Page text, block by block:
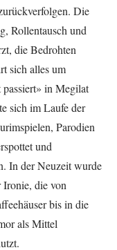
Die
Rollentausch und
die Bedrohten
sich alles um
passiert» in Megilat
sich im Laufe der
Parodien
und
In der Neuzeit wurde
Ironie, die von
bis in die
als Mittel